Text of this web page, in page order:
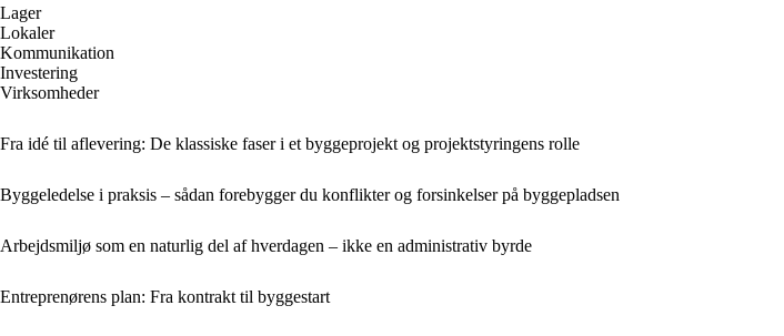
Lager
Lokaler
Kommunikation
Investering
Virksomheder
Fra idé til aflevering: De klassiske faser i et byggeprojekt og projektstyringens rolle
Byggeledelse i praksis – sådan forebygger du konflikter og forsinkelser på byggepladsen
Arbejdsmiljø som en naturlig del af hverdagen – ikke en administrativ byrde
Entreprenørens plan: Fra kontrakt til byggestart